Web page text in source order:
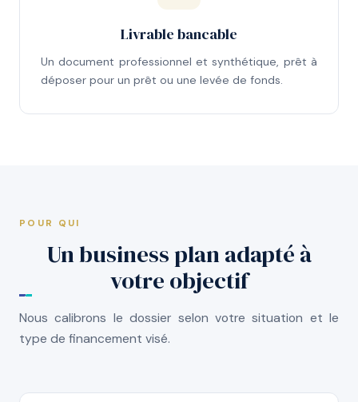
Livrable bancable
Un document professionnel et synthétique, prêt à
déposer pour un prêt ou une levée de fonds.
POUR QUI
Un business plan adapté à
votre objectif
Nous calibrons le dossier selon votre situation et le
type de financement visé.